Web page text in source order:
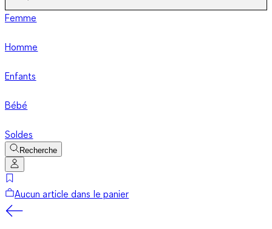
Femme
Homme
Enfants
Bébé
Soldes
Recherche
Aucun article dans le panier